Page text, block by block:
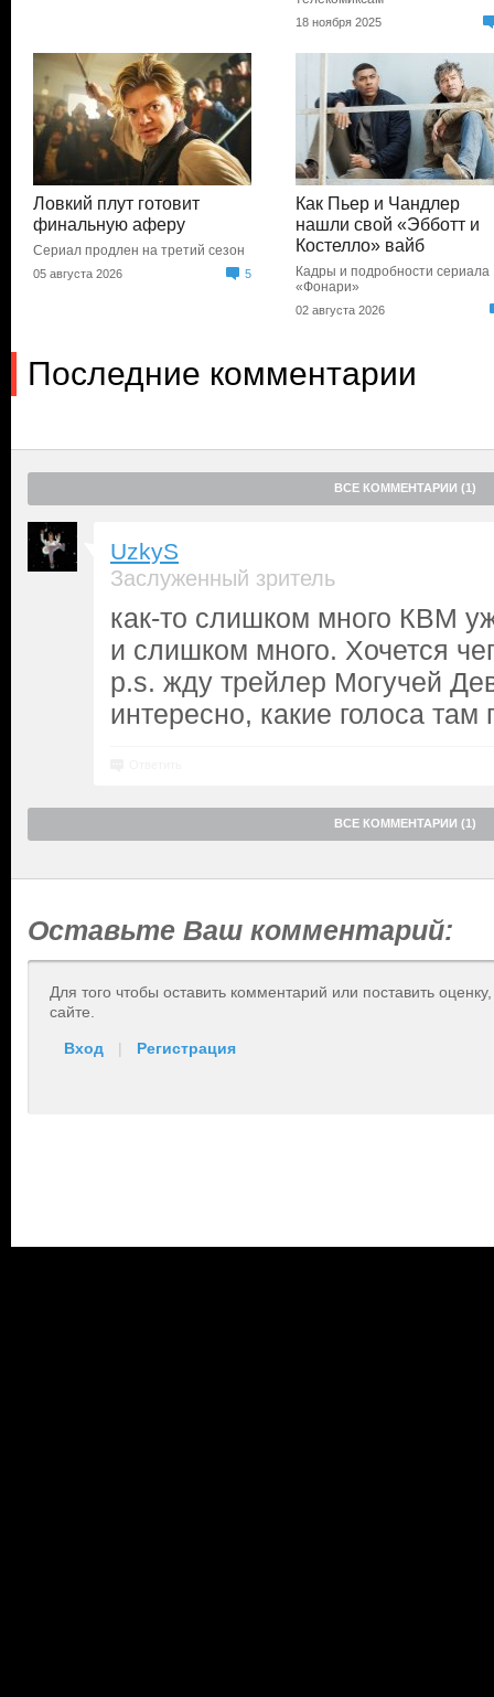
18 ноября 2025
Ловкий плут готовит
финальную аферу
Сериал продлен на третий сезон
05 августа 2026 5
Как Пьер и Чандлер
нашли свой «Эбботт и
Костелло» вайб
Кадры и подробности сериала
«Фонари»
02 августа 2026
Последние комментарии
ВСЕ КОММЕНТАРИИ (1)
UzkyS
Заслуженный зритель
как-то слишком много КВМ
и слишком много. Хочется
p.s. жду трейлер Могучей
интересно, какие голоса там
ВСЕ КОММЕНТАРИИ (1)
Оставьте Ваш комментарий:
Для того чтобы оставить комментарий или поставить
сайте.
Вход | Регистрация